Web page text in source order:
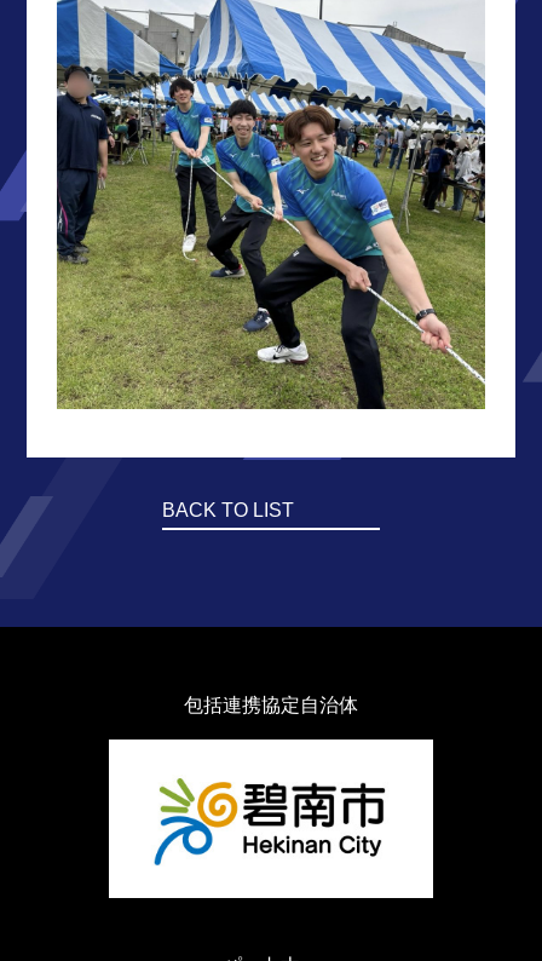
BACK TO LIST
包括連携協定自治体